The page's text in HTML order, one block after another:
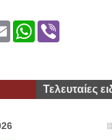
EmailWhatsApp
Τελευταίες